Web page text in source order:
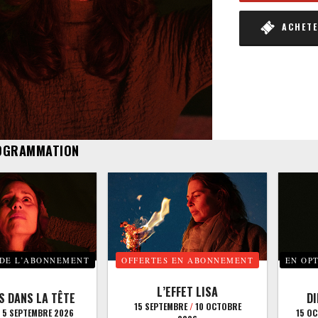
L’ABONNEMENT
DANS LA TÊTE
5 SEPTEMBRE 2026
OFFERTES EN ABONNEMENT
L’EFFET LISA
15 SEPTEMBRE/10 OCTOBRE
EN
15